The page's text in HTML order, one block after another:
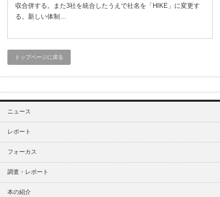
収合併する。また3社を統合したうえで社名を「HIKE」に変更す
る。新しい体制…
トップページに戻る
ニュース
レポート
フォーカス
調査・レポート
本の紹介